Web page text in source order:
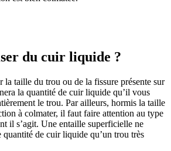
du cuir liquide ?
la taille du trou ou de la fissure présente sur
la quantité de cuir liquide qu’il vous
le trou. Par ailleurs, hormis la taille
à colmater, il faut faire attention au type
il s’agit. Une entaille superficielle ne
quantité de cuir liquide qu’un trou très